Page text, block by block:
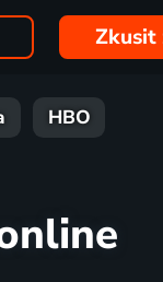
Zkusit
HBO